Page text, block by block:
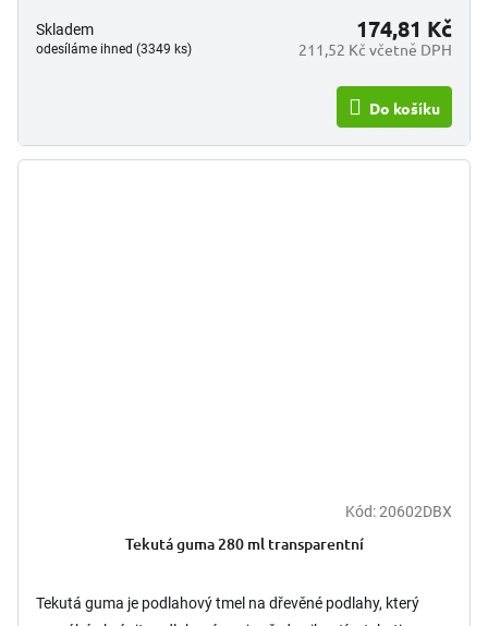
Skladem
odesíláme ihned (3349 ks) 211,52 Kč včetně DPH
174,81 Kč
Do košíku
Kód:20602DBX
Tekutá guma 280 ml transparentní
Tekutá guma je podlahový tmel na dřevěné podlahy, který